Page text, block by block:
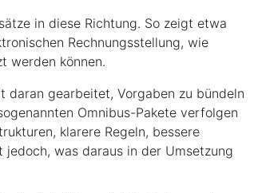
in diese Richtung. So zeigt etwa
Rechnungsstellung, wie
werden können.
daran gearbeitet, Vorgaben zu bündeln
Omnibus-Pakete verfolgen
klarere Regeln, bessere
was daraus in der Umsetzung